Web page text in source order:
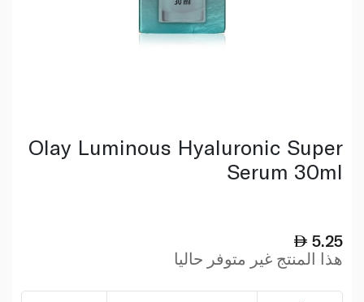
Olay Luminous Hyaluronic Super
Serum 30ml
5.25
هذا المنتج غير متوفر حاليا